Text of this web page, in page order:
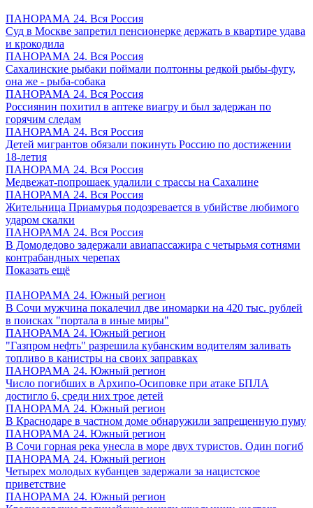
ПАНОРАМА 24. Вся Россия
Суд в Москве запретил пенсионерке держать в квартире удава
и крокодила
ПАНОРАМА 24. Вся Россия
Сахалинские рыбаки поймали полтонны редкой рыбы-фугу,
она же - рыба-собака
ПАНОРАМА 24. Вся Россия
Россиянин похитил в аптеке виагру и был задержан по
горячим следам
ПАНОРАМА 24. Вся Россия
Детей мигрантов обязали покинуть Россию по достижении
18-летия
ПАНОРАМА 24. Вся Россия
Медвежат-попрошаек удалили с трассы на Сахалине
ПАНОРАМА 24. Вся Россия
Жительница Приамурья подозревается в убийстве любимого
ударом скалки
ПАНОРАМА 24. Вся Россия
В Домодедово задержали авиапассажира с четырьмя сотнями
контрабандных черепах
Показать ещё
ПАНОРАМА 24. Южный регион
В Сочи мужчина покалечил две иномарки на 420 тыс. рублей
в поисках "портала в иные миры"
ПАНОРАМА 24. Южный регион
"Газпром нефть" разрешила кубанским водителям заливать
топливо в канистры на своих заправках
ПАНОРАМА 24. Южный регион
Число погибших в Архипо-Осиповке при атаке БПЛА
достигло 6, среди них трое детей
ПАНОРАМА 24. Южный регион
В Краснодаре в частном доме обнаружили запрещенную пуму
ПАНОРАМА 24. Южный регион
В Сочи горная река унесла в море двух туристов. Один погиб
ПАНОРАМА 24. Южный регион
Четырех молодых кубанцев задержали за нацистское
приветствие
ПАНОРАМА 24. Южный регион